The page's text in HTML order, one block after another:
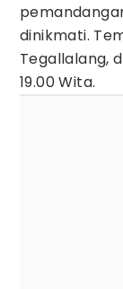
dinikmati.
Tegallalang,
19.00 Wita.